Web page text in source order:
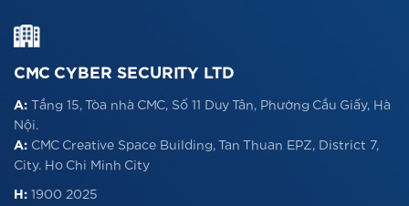
CMC CYBER SECURITY LTD
A: Tầng 15, Tòa nhà CMC, Số 11 Duy Tân, Phường Cầu Giấy, Hà
Nội.
A: CMC Creative Space Building, Tan Thuan EPZ, District 7,
City. Ho Chi Minh City
H: 1900 2025